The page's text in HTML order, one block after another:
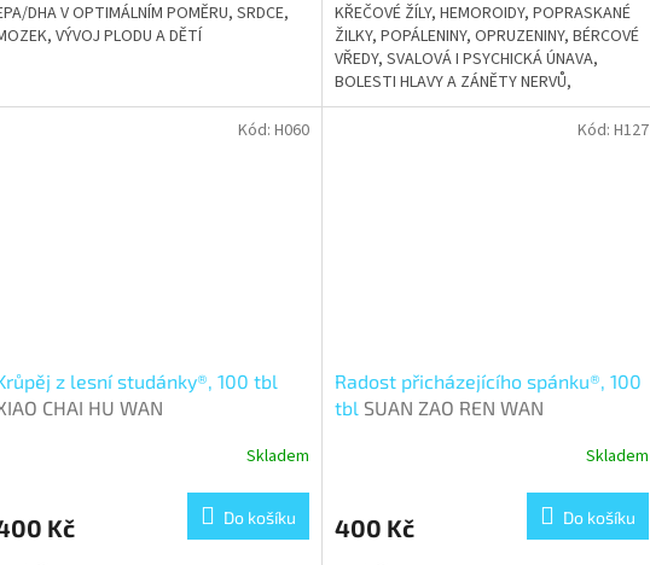
DHA V OPTIMÁLNÍM POMĚRU, SRDCE,
VÝVOJ PLODU A DĚTÍ
KŘEČOVÉ ŽÍLY, HEMOROIDY, POPRASKANÉ
ŽILKY, POPÁLENINY, OPRUZENINY, BÉRCOVÉ
VŘEDY, SVALOVÁ I PSYCHICKÁ ÚNAVA,
BOLESTI HLAVY A ZÁNĚTY NERVŮ,
PODPORUJE AKTIVITU A RADOST ZE
z lesní studánky®, 100 tbl
CHAI HU WAN
Skladem
Kč Do košíku
Kód: H060
Radost přicházejícího spánku®, 100
tbl SUAN ZAO REN WAN
Skladem
400 Kč Do košíku
Kód: H127